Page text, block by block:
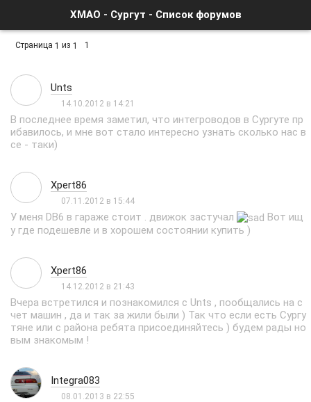
ХМАО - Сургут - Список форумов
Страница 1 из 1 1
Unts
14.10.2012 в 14:21
В последнее время заметил, что интегроводов в Сургуте пр
ибавилось, и мне вот стало интересно узнать сколько нас в
се - таки)
Xpert86
07.11.2012 в 15:44
У меня DB6 в гараже стоит . движок застучал
Вот ищ
у где подешевле и в хорошем состоянии купить )
Xpert86
14.12.2012 в 21:43
Вчера встретился и познакомился с Unts , пообщались на с
чет машин , да и так за жили были ) Так что если есть Сургу
тяне или с района ребята присоединяйтесь ) будем рады но
вым знакомым !
Integra083
08.01.2013 в 22:55